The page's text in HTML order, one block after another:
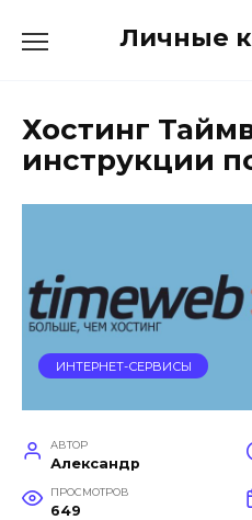
Личные
Хостинг
инструкции
ИНТЕРНЕТ-СЕРВИСЫ
АВТОР
Александр
ПРОСМОТРОВ
649